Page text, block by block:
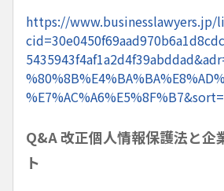
https://www.businesslawyers.jp/
Q&A 改正個人情報保護法と企
ト